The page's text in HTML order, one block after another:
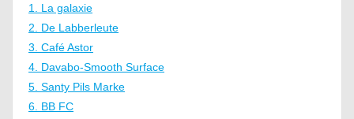
1. La galaxie
2. De Labberleute
3. Café Astor
4. Davabo-Smooth Surface
5. Santy Pils Marke
6. BB FC